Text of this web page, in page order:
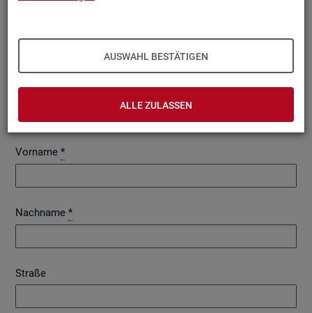
AUSWAHL BESTÄTIGEN
ALLE ZULASSEN
An­re­de
Vorname *
Nachname *
Straße